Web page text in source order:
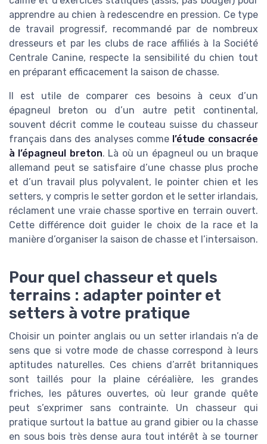
apprendre au chien à redescendre en pression. Ce type
de travail progressif, recommandé par de nombreux
dresseurs et par les clubs de race affiliés à la Société
Centrale Canine, respecte la sensibilité du chien tout
en préparant efficacement la saison de chasse.
Il est utile de comparer ces besoins à ceux d’un
épagneul breton ou d’un autre petit continental,
souvent décrit comme le couteau suisse du chasseur
français dans des analyses comme l’étude consacrée
à l’épagneul breton. Là où un épagneul ou un braque
allemand peut se satisfaire d’une chasse plus proche
et d’un travail plus polyvalent, le pointer chien et les
setters, y compris le setter gordon et le setter irlandais,
réclament une vraie chasse sportive en terrain ouvert.
Cette différence doit guider le choix de la race et la
manière d’organiser la saison de chasse et l’intersaison.
Pour quel chasseur et quels
terrains : adapter pointer et
setters à votre pratique
Choisir un pointer anglais ou un setter irlandais n’a de
sens que si votre mode de chasse correspond à leurs
aptitudes naturelles. Ces chiens d’arrêt britanniques
sont taillés pour la plaine céréalière, les grandes
friches, les pâtures ouvertes, où leur grande quête
peut s’exprimer sans contrainte. Un chasseur qui
pratique surtout la battue au grand gibier ou la chasse
en sous bois très dense aura tout intérêt à se tourner